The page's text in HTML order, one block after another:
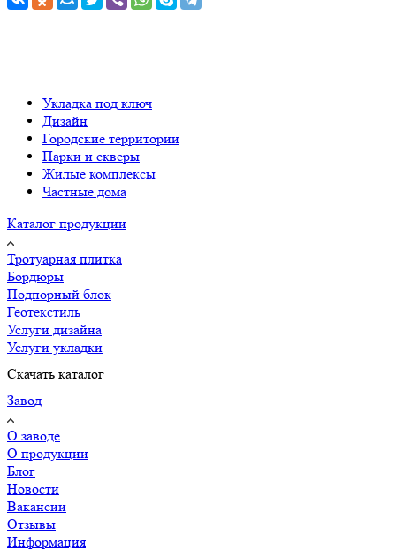
Укладка под ключ
Дизайн
Городские территории
Парки и скверы
Жилые комплексы
Частные дома
Каталог продукции
Тротуарная плитка
Бордюры
Подпорный блок
Геотекстиль
Услуги дизайна
Услуги укладки
Скачать каталог
Завод
О заводе
О продукции
Блог
Новости
Вакансии
Отзывы
Информация